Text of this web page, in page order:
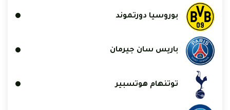
بوروسيا دورتموند
باريس سان جيرمان
توتنهام هوتسبير